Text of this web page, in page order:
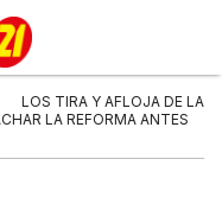
LOS TIRA Y AFLOJA DE LA
LA REFORMA ANTES